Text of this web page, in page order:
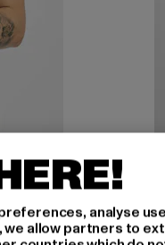
analyse
allow partners to